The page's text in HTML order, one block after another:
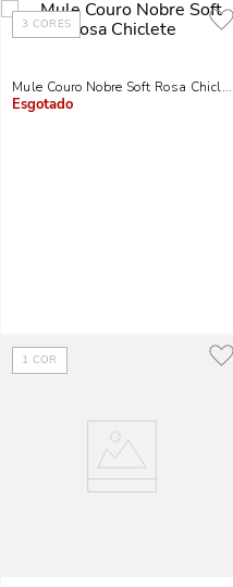
3 CORES
Mule Couro Nobre Soft Rosa Chiclete
Indisponível
1 COR